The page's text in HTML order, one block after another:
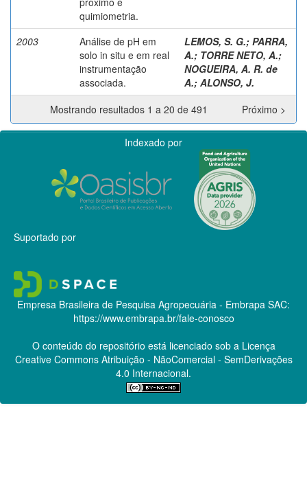
quimiometria.
2003
Análise de pH em
solo in situ e em real
instrumentação
associada.
LEMOS, S. G.; PARRA,
A.; TORRE NETO, A.;
NOGUEIRA, A. R. de
A.; ALONSO, J.
Mostrando resultados 1 a 20 de 491
Próximo >
Indexado por
Suportado por
Empresa Brasileira de Pesquisa Agropecuária - Embrapa SAC:
https://www.embrapa.br/fale-conosco
O conteúdo do repositório está licenciado sob a Licença
Creative CommonsAtribuição - NãoComercial - SemDerivações
4.0 Internacional.